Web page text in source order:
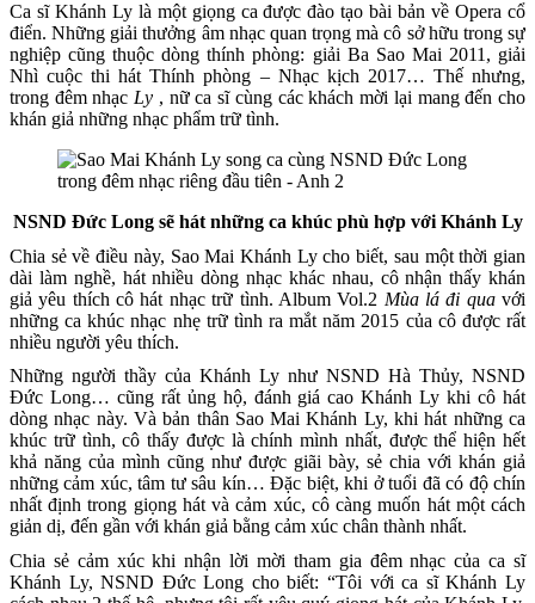
Ca sĩ Khánh Ly là một giọng ca được đào tạo bài bản về Opera cổ
điển. Những giải thưởng âm nhạc quan trọng mà cô sở hữu trong sự
nghiệp cũng thuộc dòng thính phòng: giải Ba Sao Mai 2011, giải
Nhì cuộc thi hát Thính phòng – Nhạc kịch 2017… Thế nhưng,
trong đêm nhạc Ly , nữ ca sĩ cùng các khách mời lại mang đến cho
khán giả những nhạc phẩm trữ tình.
NSND Đức Long sẽ hát những ca khúc phù hợp với Khánh Ly
Chia sẻ về điều này, Sao Mai Khánh Ly cho biết, sau một thời gian
dài làm nghề, hát nhiều dòng nhạc khác nhau, cô nhận thấy khán
giả yêu thích cô hát nhạc trữ tình. Album Vol.2 Mùa lá đi quavới
những ca khúc nhạc nhẹ trữ tình ra mắt năm 2015 của cô được rất
nhiều người yêu thích.
Những người thầy của Khánh Ly như NSND Hà Thủy, NSND
Đức Long… cũng rất ủng hộ, đánh giá cao Khánh Ly khi cô hát
dòng nhạc này. Và bản thân Sao Mai Khánh Ly, khi hát những ca
khúc trữ tình, cô thấy được là chính mình nhất, được thể hiện hết
khả năng của mình cũng như được giãi bày, sẻ chia với khán giả
những cảm xúc, tâm tư sâu kín… Đặc biệt, khi ở tuổi đã có độ chín
nhất định trong giọng hát và cảm xúc, cô càng muốn hát một cách
giản dị, đến gần với khán giả bằng cảm xúc chân thành nhất.
Chia sẻ cảm xúc khi nhận lời mời tham gia đêm nhạc của ca sĩ
Khánh Ly, NSND Đức Long cho biết: “Tôi với ca sĩ Khánh Ly